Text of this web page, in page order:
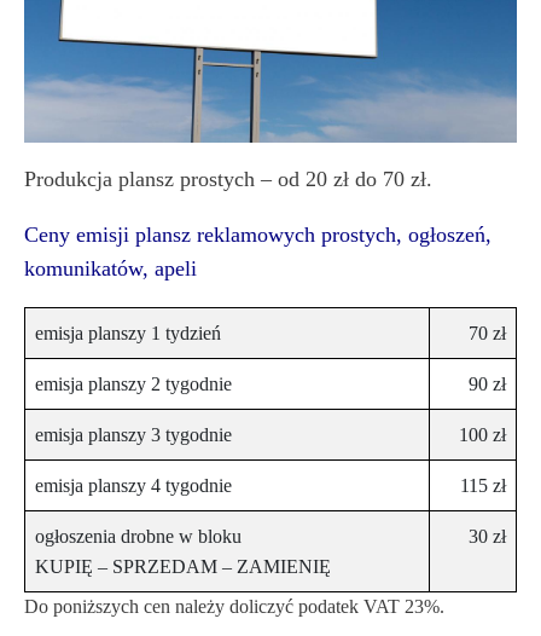
Produkcja plansz prostych – od 20 zł do 70 zł.
Ceny emisji plansz reklamowych prostych, ogłoszeń,
komunikatów, apeli
emisja planszy 1 tydzień 70 zł
emisja planszy 2 tygodnie 90 zł
emisja planszy 3 tygodnie 100 zł
emisja planszy 4 tygodnie 115 zł
ogłoszenia drobne w bloku
KUPIĘ – SPRZEDAM – ZAMIENIĘ
30 zł
Do poniższych cen należy doliczyć podatek VAT 23%.